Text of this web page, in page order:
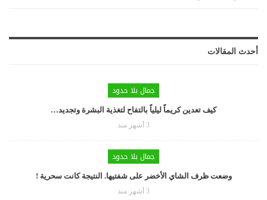
أحدث المقالات
جمال بلا حدود
كيف تعدين كريماً ليلياً بالتفاح لتغذية البشرة وتجديد…
3 أشهر منذ
جمال بلا حدود
وضعت ظرف الشاي الأخضر على شفتيها. النتيجة كانت سحرية !
3 أشهر منذ